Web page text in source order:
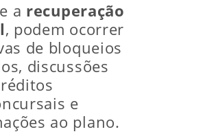
a recuperação
, podem ocorrer
de bloqueios
discussões
e
ao plano.